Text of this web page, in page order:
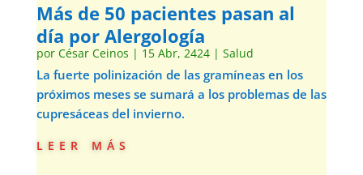
Más de 50 pacientes pasan al
día por Alergología
por César Ceinos | 15 Abr, 2424| Salud
La fuerte polinización de las gramíneas en los
próximos meses se sumará a los problemas de las
cupresáceas del invierno.
leer más